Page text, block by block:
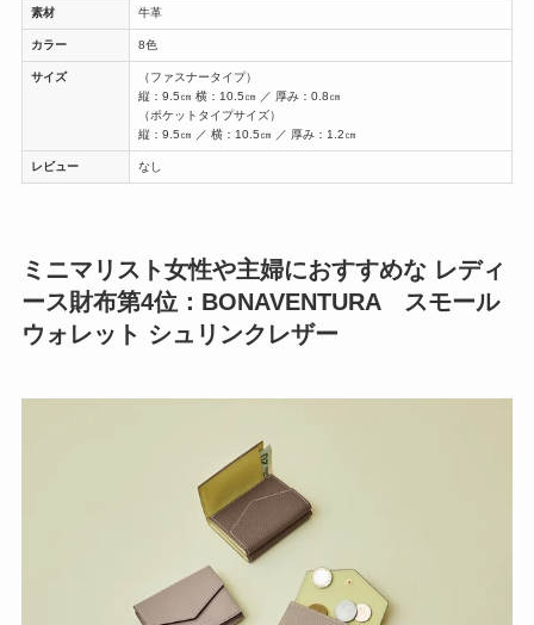
素材 牛革
カラー 8色
サイズ
（ファスナータイプ）
縦：9.5㎝ 横：10.5㎝ ／ 厚み：0.8㎝
（ポケットタイプサイズ）
縦：9.5㎝ ／ 横：10.5㎝ ／ 厚み：1.2㎝
レビュー なし
ミニマリスト女性や主婦におすすめな レディ
ース財布第4位：BONAVENTURA スモール
ウォレット シュリンクレザー